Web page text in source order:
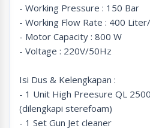
- Working Pressure : 150 Bar
- Working Flow Rate : 400
- Motor Capacity : 800 W
- Voltage : 220V/50Hz
Isi Dus & Kelengkapan :
- 1 Unit High Preesure QL
(dilengkapi sterefoam)
- 1 Set Gun Jet cleaner